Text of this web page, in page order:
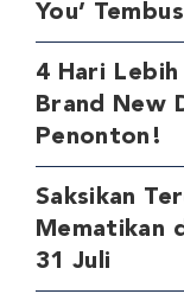
You’
4 Hari Lebih
Brand New
Penonton!
Saksikan
Mematikan
31 Juli